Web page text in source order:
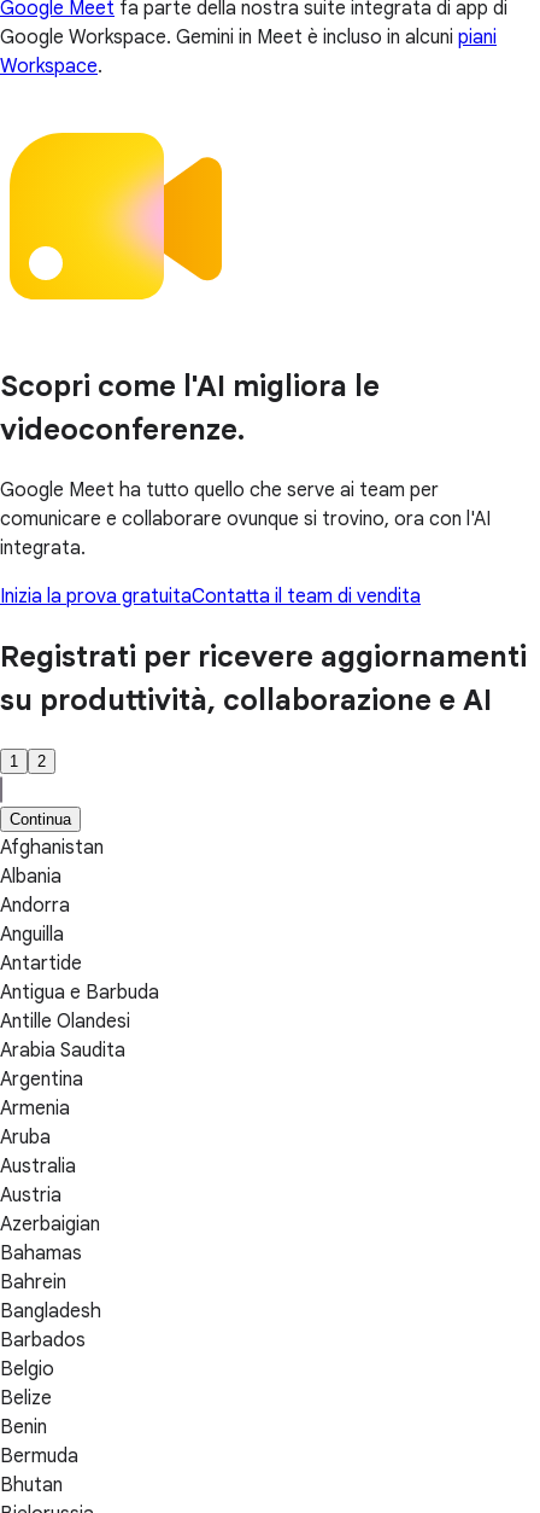
Google Meet fa parte della nostra suite integrata di app di
Google Workspace. Gemini in Meet è incluso in alcuni piani
Workspace.
Scopri come l'AI migliora le
videoconferenze.
Google Meet ha tutto quello che serve ai team per
comunicare e collaborare ovunque si trovino, ora con l'AI
integrata.
Inizia la prova gratuitaContatta il team di vendita
Registrati per ricevere aggiornamenti
su produttività, collaborazione e AI
1 2
Continua
Afghanistan
Albania
Andorra
Anguilla
Antartide
Antigua e Barbuda
Antille Olandesi
Arabia Saudita
Argentina
Armenia
Aruba
Australia
Austria
Azerbaigian
Bahamas
Bahrein
Bangladesh
Barbados
Belgio
Belize
Benin
Bermuda
Bhutan